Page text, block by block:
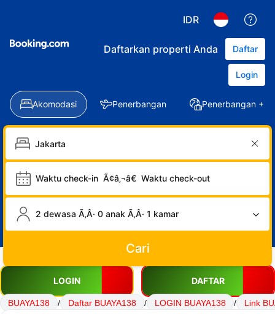
IDR
Daftarkan properti Anda Daftar
Login
Akomodasi Penerbangan Penerbangan +
Waktu check-in Ã¢â‚¬â€ Waktu check-out
2 dewasa Ã‚Â· 0 anak Ã‚Â· 1 kamar
Cari
LOGIN DAFTAR
BUAYA138 / Daftar BUAYA138 / LOGIN BUAYA138 /
Link